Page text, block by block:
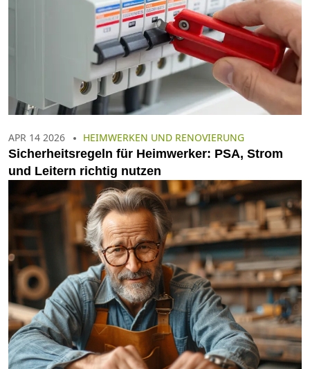
APR 14 2026 HEIMWERKEN UND RENOVIERUNG
Sicherheitsregeln für Heimwerker: PSA, Strom
und Leitern richtig nutzen